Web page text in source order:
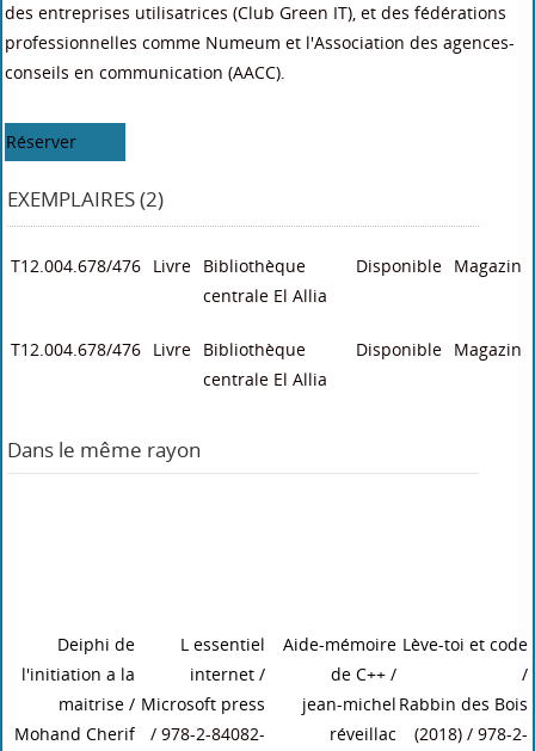
des entreprises utilisatrices (Club Green IT), et des fédérations
professionnelles comme Numeum et l'Association des agences-
conseils en communication (AACC).
Réserver
EXEMPLAIRES (2)
T12.004.678/476 Livre Bibliothèque
centrale El Allia
Disponible Magazin
T12.004.678/476 Livre Bibliothèque
centrale El Allia
Disponible Magazin
Dans le même rayon
Deiphi de
l'initiation a la
maitrise /
Mohand Cherif
L essentiel
internet /
Microsoft press
/ 978-2-84082-
Aide-mémoire
de C++ /
jean-michel
réveillac
Lève-toi et code
/
Rabbin des Bois
(2018) / 978-2-